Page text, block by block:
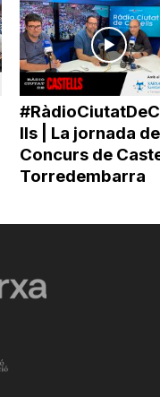
lls | La jornada
Concurs de
Torredembarra